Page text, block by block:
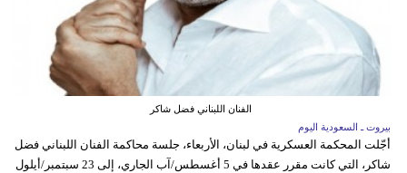
الفنان اللبناني فضل شاكر
بيروت ـ السعودية اليوم
أجّلت المحكمة العسكرية في لبنان، الأربعاء، جلسة محاكمة الفنان اللبناني فضل
شاكر، التي كانت مقرر عقدها في 5 أغسطس/آب الجاري، إلى 23 سبتمبر/أيلول